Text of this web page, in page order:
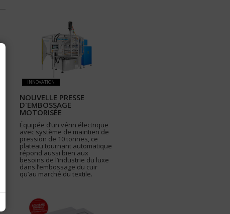
INNOVATION
NOUVELLE PRESSE
D'EMBOSSAGE
MOTORISÉE
Équipée d’un vérin électrique
avec système de maintien de
pression de 10 tonnes, ce
plateau tournant automatique
répond aussi bien aux
besoins de l’industrie du luxe
dans l’embossage du cuir
qu’au marché du textile.